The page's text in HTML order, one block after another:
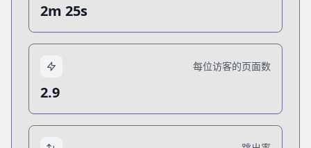
2m 25s
每位访客的页面数
2.9